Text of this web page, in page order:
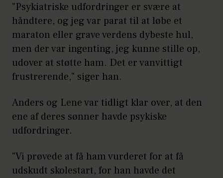
"Psykiatriske udfordringer er svære at
håndtere, og jeg var parat til at løbe et
maraton eller grave verdens dybeste hul,
men der var ingenting, jeg kunne stille op,
udover at støtte ham. Det er vanvittigt
frustrerende," siger han.
Anders og Lene var tidligt klar over, at den
ene af deres sønner havde psykiske
udfordringer.
"Vi prøvede at få ham vurderet for at få
udskudt skolestart, for han havde det